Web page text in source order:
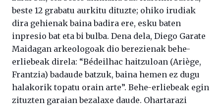
beste 12 grabatu aurkitu dituzte; ohiko irudiak
dira gehienak baina badira ere, esku baten
inpresio bat eta bi bulba. Dena dela, Diego Garate
Maidagan arkeologoak dio berezienak behe-
erliebeak direla: “Bédeilhac haitzuloan (Ariège,
Frantzia) badaude batzuk, baina hemen ez dugu
halakorik topatu orain arte”. Behe-erliebeak egin
zituzten garaian bezalaxe daude. Ohartarazi